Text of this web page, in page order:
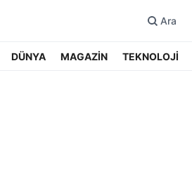
Ara
DÜNYA MAGAZİN TEKNOLOJİ